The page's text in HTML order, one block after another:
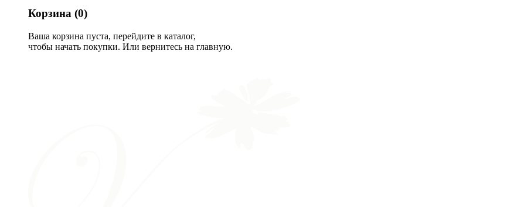
Корзина (0)
Ваша корзина пуста, перейдите в каталог,
чтобы начать покупки. Или вернитесь на главную.